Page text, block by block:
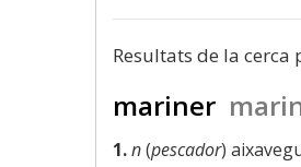
Resultats de la cerca
mariner
1.n(pescador)